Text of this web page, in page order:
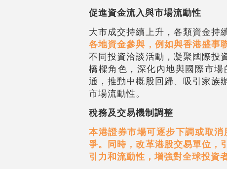
促進資金流入與市場流動性
大市成交持續上升，各類資金持
各地資金參與，例如與香港盛事
不同投資洽談活動，凝聚國際投
橋樑角色，深化內地與國際市
通，推動中概股回歸、吸引家族
市場流動性。
稅務及交易機制調整
本港證券市場可逐步下調或取
爭。同時，改革港股交易單位，
引力和流動性，增強對全球投資